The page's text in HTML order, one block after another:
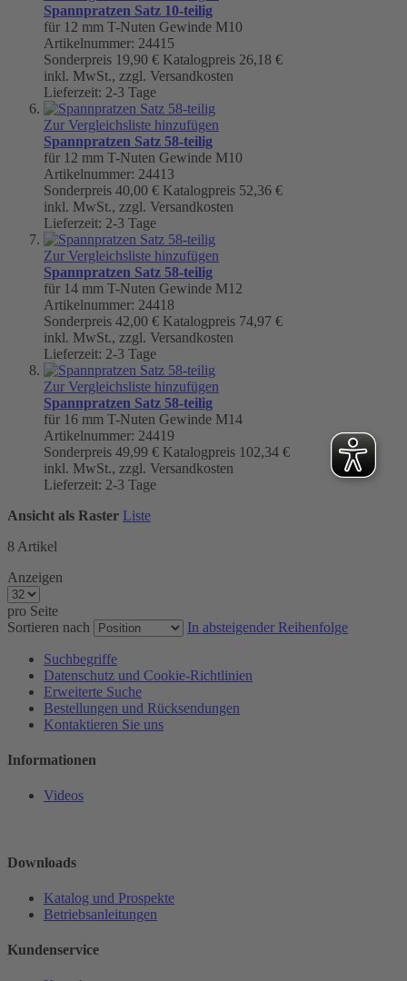
Spannpratzen Satz 10-teilig
für 12 mm T-Nuten Gewinde M10
Artikelnummer: 24415
Sonderpreis 19,90 € Katalogpreis 26,18 €
inkl. MwSt., zzgl. Versandkosten
Lieferzeit: 2-3 Tage
Zur Vergleichsliste hinzufügen
Spannpratzen Satz 58-teilig
für 12 mm T-Nuten Gewinde M10
Artikelnummer: 24413
Sonderpreis 40,00 € Katalogpreis 52,36 €
inkl. MwSt., zzgl. Versandkosten
Lieferzeit: 2-3 Tage
Zur Vergleichsliste hinzufügen
Spannpratzen Satz 58-teilig
für 14 mm T-Nuten Gewinde M12
Artikelnummer: 24418
Sonderpreis 42,00 € Katalogpreis 74,97 €
inkl. MwSt., zzgl. Versandkosten
Lieferzeit: 2-3 Tage
Zur Vergleichsliste hinzufügen
Spannpratzen Satz 58-teilig
für 16 mm T-Nuten Gewinde M14
Artikelnummer: 24419
Sonderpreis 49,99 € Katalogpreis 102,34 €
inkl. MwSt., zzgl. Versandkosten
Lieferzeit: 2-3 Tage
Ansicht als Raster Liste
8 Artikel
Anzeigen
pro Seite
Sortieren nach
In absteigender Reihenfolge
Suchbegriffe
Datenschutz und Cookie-Richtlinien
Erweiterte Suche
Bestellungen und Rücksendungen
Kontaktieren Sie uns
Informationen
Videos
Downloads
Katalog und Prospekte
Betriebsanleitungen
Kundenservice